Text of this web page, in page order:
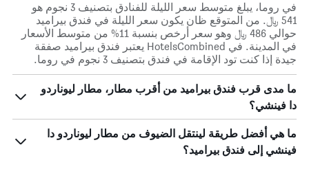
في روما، يبلغ متوسط ​​سعر الليلة للفنادق بتصنيف 3 نجوم هو
541 ﷼. من المتوقع ظان يكون سعر الليلة في فندق بيراميد
حوالي 486 ﷼ وهو سعر أرخص بنسبة 11% من متوسط الأسعار
في المدينة. في HotelsCombined يعتبر فندق بيراميد صفقة
جيدة إذا كنت تود الإقامة في فندق بتصنيف 3 نجوم في روما.
ما مدى قرب فندق بيراميد من أقرب مطار، مطار ليوناردو
دا فينشي؟
ما هي أفضل طريقة لينتقل الضيوف من مطار ليوناردو دا
فينشي إلى فندق بيراميد؟